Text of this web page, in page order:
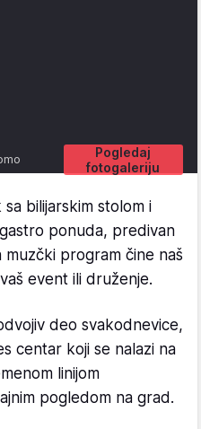
Pogledaj
fotogaleriju
bilijarskim stolom i
ponuda, predivan
program čine naš
event ili druženje.
deo svakodnevice,
centar koji se nalazi na
linijom
pogledom na grad.